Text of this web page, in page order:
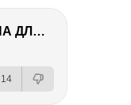
НАСТРОЙКИ АЙФОНА ДЛЯ ФОТО И ВИДЕО
14